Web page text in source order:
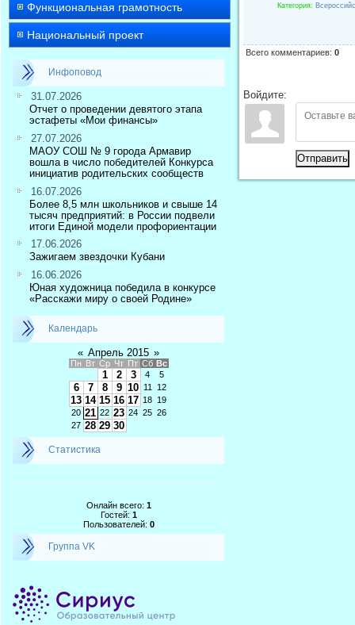
Функциональная грамотность
Национальный проект
Инфоповод
31.07.2026
Отчет о проведении девятого этапа
эстафеты «Мои финансы»
27.07.2026
МАОУ СОШ № 9 города Армавир
вошла в число победителей Конкурса
инициатив родительских сообществ
16.07.2026
Более 8,5 млн школьников и свыше 14
тысяч предприятий: в России подвели
итоги Единой модели профориентации
17.06.2026
Зажигаем звездочки Кубани
16.06.2026
Юная художница победила в конкурсе
«Расскажи миру о своей Родине»
Календарь
« Апрель 2015 »
Пн Вт Ср Чт Пт Сб Вс
1 2 3 4 5
6 7 8 9 10 11 12
13 14 15 16 17 18 19
20 21 22 23 24 25 26
27 28 29 30
Статистика
Онлайн всего: 1
Гостей: 1
Пользователей: 0
Группа VK
Категория:
Всего комментариев: 0
Войдите:
Отправить